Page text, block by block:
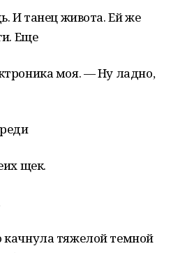
И танец живота. Ей же
Еще
моя. — Ну ладно,
щек.
качнула тяжелой темной